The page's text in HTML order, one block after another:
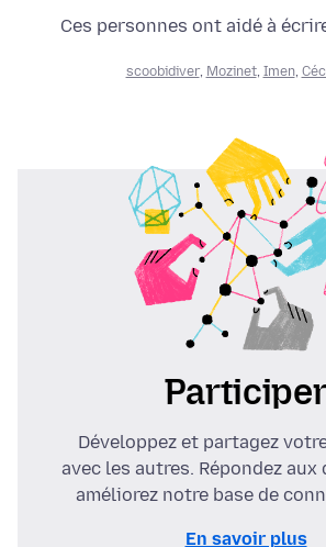
Ces personnes ont aidé à
scoobidiver, Mozinet, Imen,
Développez et partagez
avec les autres. Répondez
améliorez notre base de
En savoir plus